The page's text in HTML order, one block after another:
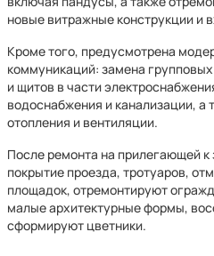
новые витражные конструкции и
Кроме того, предусмотрена
коммуникаций: замена
и щитов в части
водоснабжения и канализации, а
отопления и вентиляции.
После ремонта на прилегающей
покрытие проезда, тротуаров,
площадок, отремонтируют
малые архитектурные формы,
сформируют цветники.